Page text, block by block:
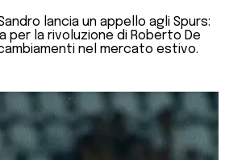
lancia un appello agli Spurs:
per la rivoluzione di Roberto De
nel mercato estivo.